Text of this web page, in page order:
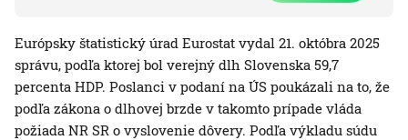
Európsky štatistický úrad Eurostat vydal 21. októbra 2025
správu, podľa ktorej bol verejný dlh Slovenska 59,7
percenta HDP. Poslanci v podaní na ÚS poukázali na to, že
podľa zákona o dlhovej brzde v takomto prípade vláda
požiada NR SR o vyslovenie dôvery. Podľa výkladu súdu